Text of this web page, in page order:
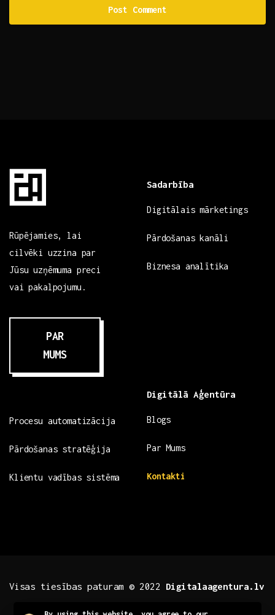
Rūpējamies, lai
cilvēki uzzina par
Jūsu uzņēmuma preci
vai pakalpojumu.
PAR
MUMS
Sadarbība
Digitālais mārketings
Pārdošanas kanāli
Biznesa analītika
Procesu automatizācija
Pārdošanas stratēģija
Klientu vadības sistēma
Digitālā Aģentūra
Blogs
Par Mums
Kontakti
Visas tiesības paturam © 2022 Digitalaagentura.lv